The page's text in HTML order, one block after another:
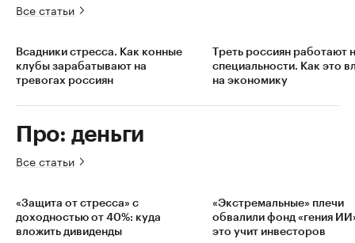
Все статьи
Всадники стресса. Как конные
клубы зарабатывают на
тревогах россиян
Треть россиян работают
специальности. Как это
на экономику
Про: деньги
Все статьи
«Защита от стресса» с
доходностью от 40%: куда
вложить дивиденды
«Экстремальные» плечи
обвалили фонд «гения
это учит инвесторов